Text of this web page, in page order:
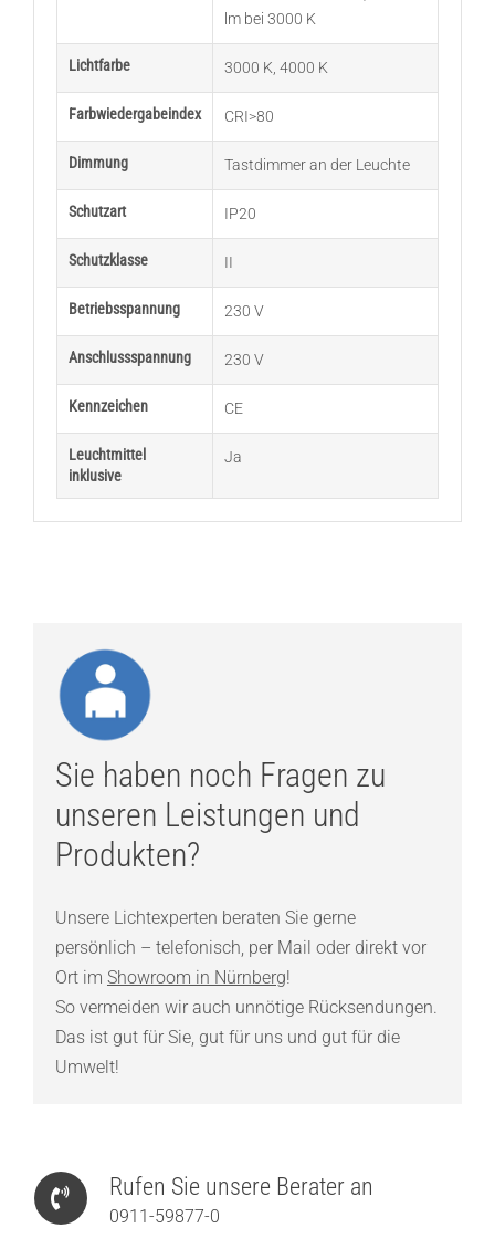
lm bei 3000 K
Lichtfarbe 3000 K 4000 K
Farbwiedergabeindex CRI>80
Dimmung Tastdimmer an der Leuchte
Schutzart IP20
Schutzklasse II
Betriebsspannung 230 V
Anschlussspannung 230 V
Kennzeichen CE
Leuchtmittel
inklusive
Ja
Sie haben noch Fragen zu
unseren Leistungen und
Produkten?
Unsere Lichtexperten beraten Sie gerne
persönlich – telefonisch, per Mail oder direkt vor
Ort im Showroom in Nürnberg!
So vermeiden wir auch unnötige Rücksendungen.
Das ist gut für Sie, gut für uns und gut für die
Umwelt!
Rufen Sie unsere Berater an
0911-59877-0